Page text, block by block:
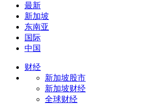
最新
新加坡
东南亚
国际
中国
财经
新加坡股市
新加坡财经
全球财经